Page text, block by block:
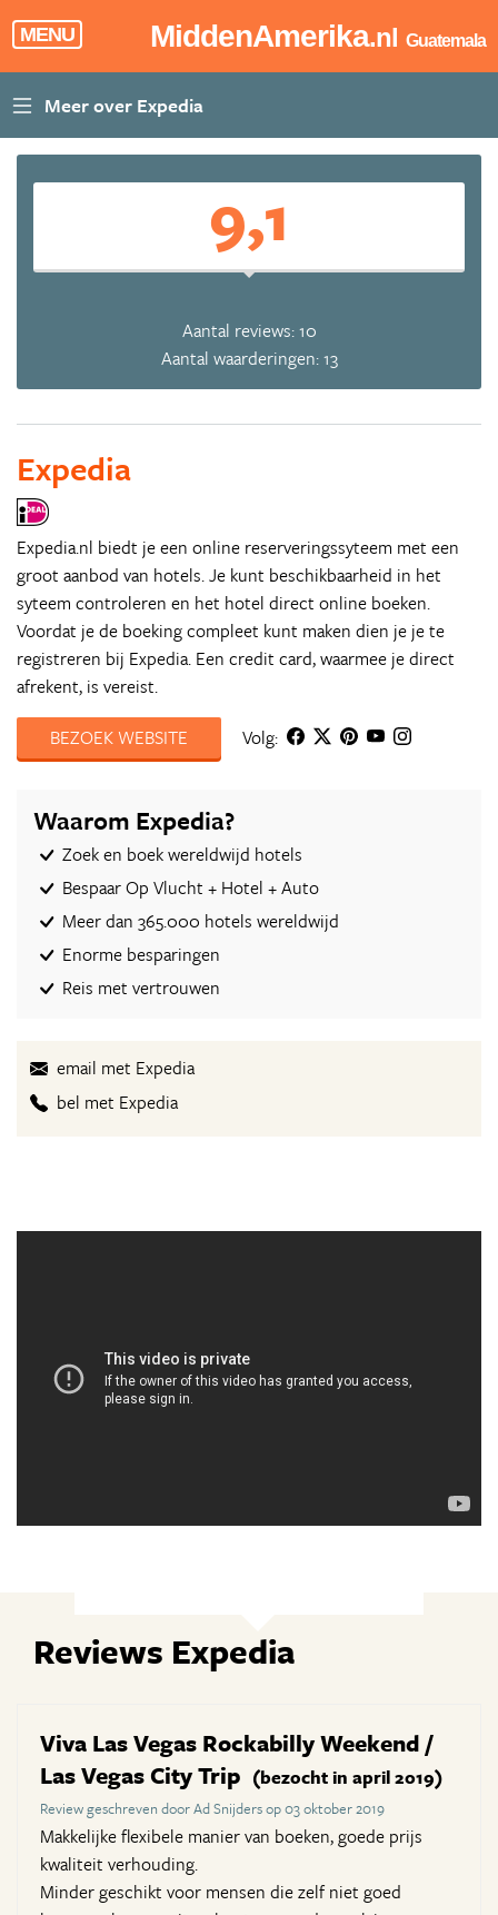
MENU MiddenAmerika.nl Guatemala
9,1
Aantal reviews: 10
Aantal waarderingen: 13
Expedia
Expedia.nl biedt je een online reserveringssyteem met een
groot aanbod van hotels. Je kunt beschikbaarheid in het
syteem controleren en het hotel direct online boeken.
Voordat je de boeking compleet kunt maken dien je je te
registreren bij Expedia. Een credit card, waarmee je direct
afrekent, is vereist.
BEZOEK WEBSITE
Volg:
Waarom Expedia?
Zoek en boek wereldwijd hotels
Bespaar Op Vlucht + Hotel + Auto‎
Meer dan 365.000 hotels wereldwijd
Enorme besparingen
Reis met vertrouwen
email met Expedia
bel met Expedia
Reviews Expedia
Viva Las Vegas Rockabilly Weekend /
Las Vegas City Trip (bezocht in april 2019)
Review geschreven door Ad Snijders op 03 oktober 2019
Makkelijke flexibele manier van boeken, goede prijs
kwaliteit verhouding.
Minder geschikt voor mensen die zelf niet goed